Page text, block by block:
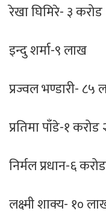
रेखा घिमिरे- ३
इन्दु शर्मा-९ लाख
प्रज्वल भण्डारी- ८५
प्रतिमा पाँडे-१
निर्मल प्रधान-६
लक्ष्मी शाक्य- १०